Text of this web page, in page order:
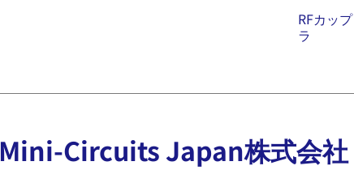
RFカップ
ラ
Mini-Circuits Japan株式会社